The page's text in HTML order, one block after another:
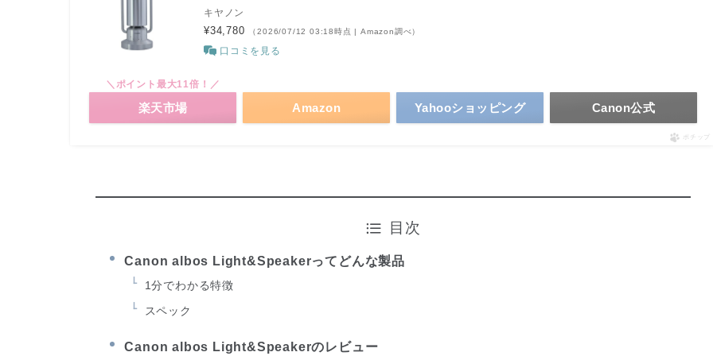
キヤノン
¥34,780 （2026/07/12 03:18時点 | Amazon調べ）
口コミを見る
Amazon
＼ポイント最大11倍！／
楽天市場 Yahooショッピング Canon公式
ポチップ
目次
Canon albos Light&Speakerってどんな製品
1分でわかる特徴
スペック
Canon albos Light&Speakerのレビュー